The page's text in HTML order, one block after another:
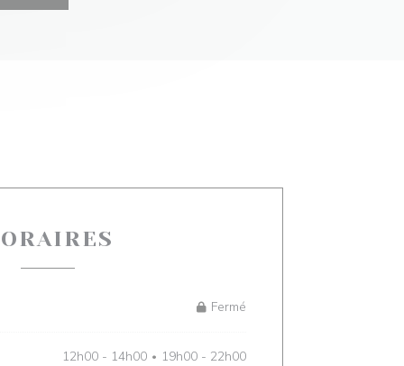
Fermé
12h00 - 14h00 • 19h00 - 22h00